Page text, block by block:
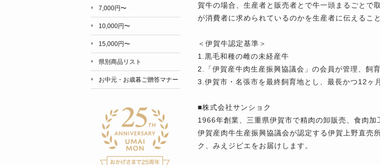
賀牛の場合、生産者と販売者とで牛一頭まるごとで
が消費者に求められているのかを生産者に伝えるこ
＜伊賀牛認定基準＞
1.黒毛和種の雌の未経産牛
2.「伊賀産牛肉生産振興協議会」の会員が管理、飼
3.伊賀市・名張市を最終飼育地とし、最長かつ12ヶ
■株式会社サンショク
1966年創業、三重県伊賀市で精肉の卸販売、食肉加
伊賀産肉牛生産振興協議会が認定する伊賀上野直売
ク、みえジビエをお届けします。
7,000円〜
10,000円〜
15,000円〜
県別商品リスト
お中元・お歳暮ご贈答マナー